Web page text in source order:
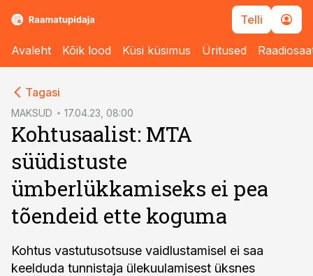
Telli
Avaleht Kõik lood Küsi küsimus Üritused
Tagasi
MAKSUD 17.04.23, 08:00
Kohtusaalist: MTA
süüdistuste
ümberlükkamiseks ei pea
tõendeid ette koguma
Kohtus vastutusotsuse vaidlustamisel ei saa
keelduda tunnistaja ülekuulamisest üksnes